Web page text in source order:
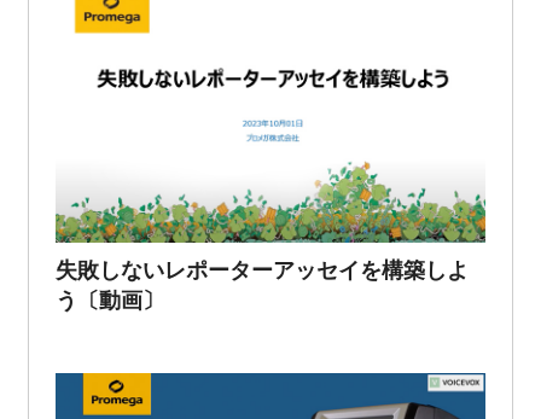
失敗しないレポーターアッセイを構築しよ
う〔動画〕